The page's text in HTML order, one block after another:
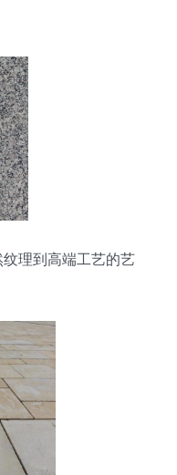
理到高端工艺的艺